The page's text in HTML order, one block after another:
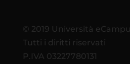
© 2019 Università
Tutti i diritti riservati
P.IVA 03227780131